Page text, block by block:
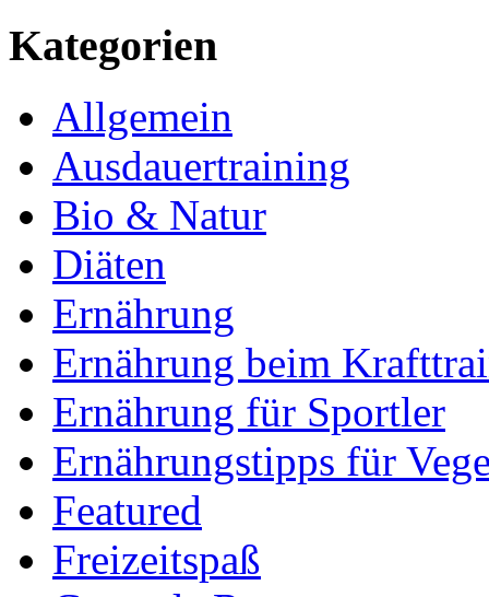
Kategorien
Allgemein
Ausdauertraining
Bio & Natur
Diäten
Ernährung
Ernährung beim
Ernährung für Sportler
Ernährungstipps für
Featured
Freizeitspaß